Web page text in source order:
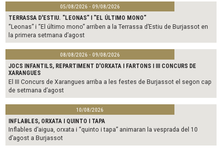
05/08/2026 - 09/08/2026
TERRASSA D'ESTIU. "LEONAS" I "EL ÚLTIMO MONO"
“Leonas” i “El último mono” arriben a la Terrassa d’Estiu de Burjassot en
la primera setmana d’agost
08/08/2026 - 09/08/2026
JOCS INFANTILS, REPARTIMENT D'ORXATA I FARTONS I III CONCURS DE
XARANGUES
El III Concurs de Xarangues arriba a les festes de Burjassot el segon cap
de setmana d’agost
10/08/2026
INFLABLES, ORXATA I QUINTO I TAPA
Inflables d’aigua, orxata i “quinto i tapa” animaran la vesprada del 10
d’agost a Burjassot